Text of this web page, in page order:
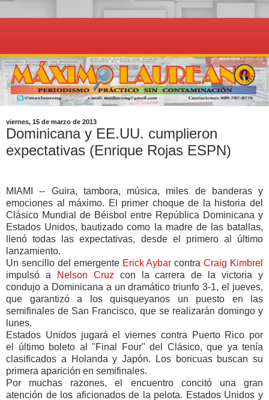
viernes, 15 de marzo de 2013
Dominicana y EE.UU. cumplieron
expectativas (Enrique Rojas ESPN)
MIAMI -- Guira, tambora, música, miles de banderas y
emociones al máximo. El primer choque de la historia del
Clásico Mundial de Béisbol entre República Dominicana y
Estados Unidos, bautizado como la madre de las batallas,
llenó todas las expectativas, desde el primero al último
lanzamiento.
Un sencillo del emergente Erick Aybar contraCraig Kimbrel
impulsó a
Nelson Cruz con la carrera de la victoria y
condujo a Dominicana a un dramático triunfo 3-1, el jueves,
que garantizó a los quisqueyanos un puesto en las
semifinales de San Francisco, que se realizarán domingo y
lunes.
Estados Unidos jugará el viernes contra Puerto Rico por
el último boleto al "Final Four" del Clásico, que ya tenía
clasificados a Holanda y Japón. Los boricuas buscan su
primera aparición en semifinales.
Por muchas razones, el encuentro concitó una gran
atención de los aficionados de la pelota. Estados Unidos y